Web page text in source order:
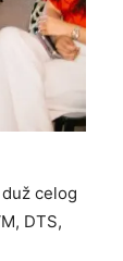
duž celog
DTS,